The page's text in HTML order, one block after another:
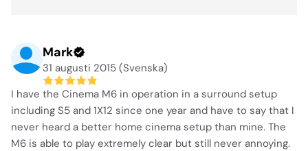
Mark
31 augusti 2015 (Svenska)
I have the Cinema M6 in operation in a surround setup
including S5 and 1X12 since one year and have to say that I
never heard a better home cinema setup than mine. The
M6 is able to play extremely clear but still never annoying.